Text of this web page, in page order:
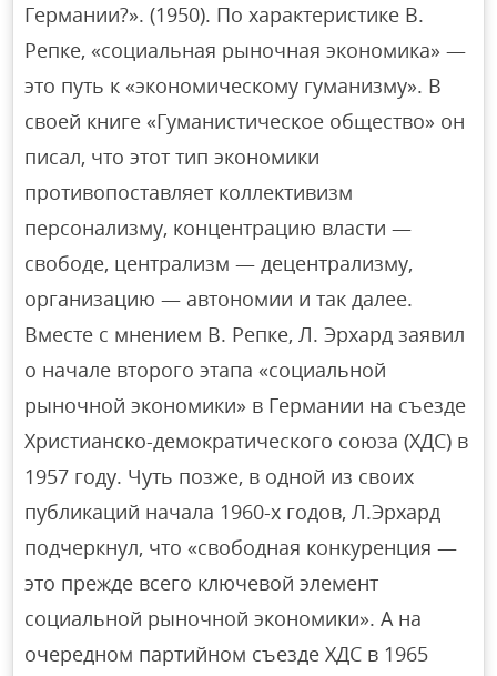
Германии?». (1950). По характеристике В.
Репке, «социальная рыночная экономика» —
это путь к «экономическому гуманизму». В
своей книге «Гуманистическое общество» он
писал, что этот тип экономики
противопоставляет коллективизм
персонализму, концентрацию власти —
свободе, централизм — децентрализму,
организацию — автономии и так далее.
Вместе с мнением В. Репке, Л. Эрхард заявил
о начале второго этапа «социальной
рыночной экономики» в Германии на съезде
Христианско-демократического союза (ХДС) в
1957 году. Чуть позже, в одной из своих
публикаций начала 1960-х годов, Л.Эрхард
подчеркнул, что «свободная конкуренция —
это прежде всего ключевой элемент
социальной рыночной экономики». А на
очередном партийном съезде ХДС в 1965